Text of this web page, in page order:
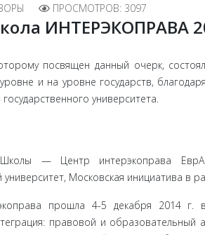
ПРОСМОТРОВ: 3097
ИНТЕРЭКОПРАВА
посвящен данный очерк,
и на уровне государств,
университета.
— Центр интерэкоправа
университет, Московская инициатива в
прошла 4-5 декабря 2014 г.
правовой и